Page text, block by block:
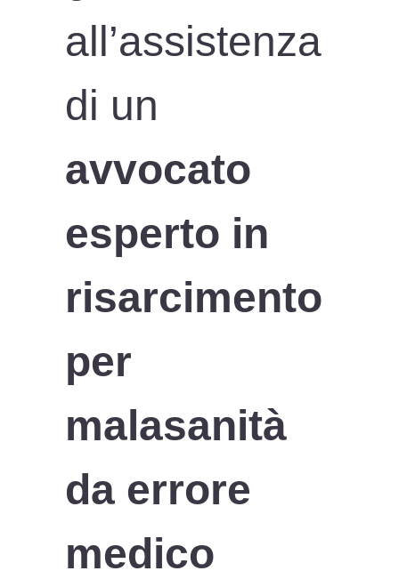
all’assistenza
di un
avvocato
esperto in
risarcimento
per
malasanità
da errore
medico